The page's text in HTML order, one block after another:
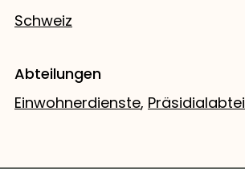
Schweiz
Abteilungen
Einwohnerdienste,